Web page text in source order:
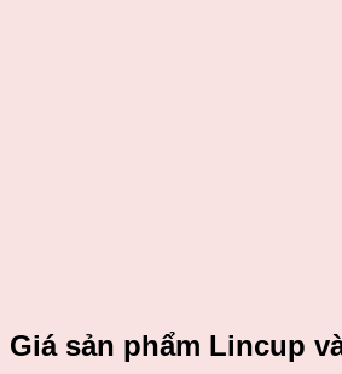
Giá sản phẩm Lincup